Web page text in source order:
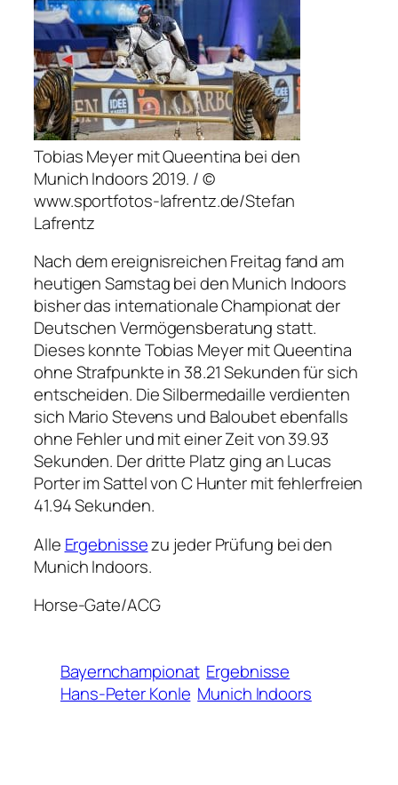
Tobias Meyer mit Queentina bei den
Munich Indoors 2019. / ©
www.sportfotos-lafrentz.de/Stefan
Lafrentz
Nach dem ereignisreichen Freitag fand am
heutigen Samstag bei den Munich Indoors
bisher das internationale Championat der
Deutschen Vermögensberatung statt.
Dieses konnte Tobias Meyer mit Queentina
ohne Strafpunkte in 38.21 Sekunden für sich
entscheiden. Die Silbermedaille verdienten
sich Mario Stevens und Baloubet ebenfalls
ohne Fehler und mit einer Zeit von 39.93
Sekunden. Der dritte Platz ging an Lucas
Porter im Sattel von C Hunter mit fehlerfreien
41.94 Sekunden.
Alle Ergebnissezu jeder Prüfung bei den
Munich Indoors.
Horse-Gate/ACG
Bayernchampionat Ergebnisse
Hans-Peter Konle Munich Indoors